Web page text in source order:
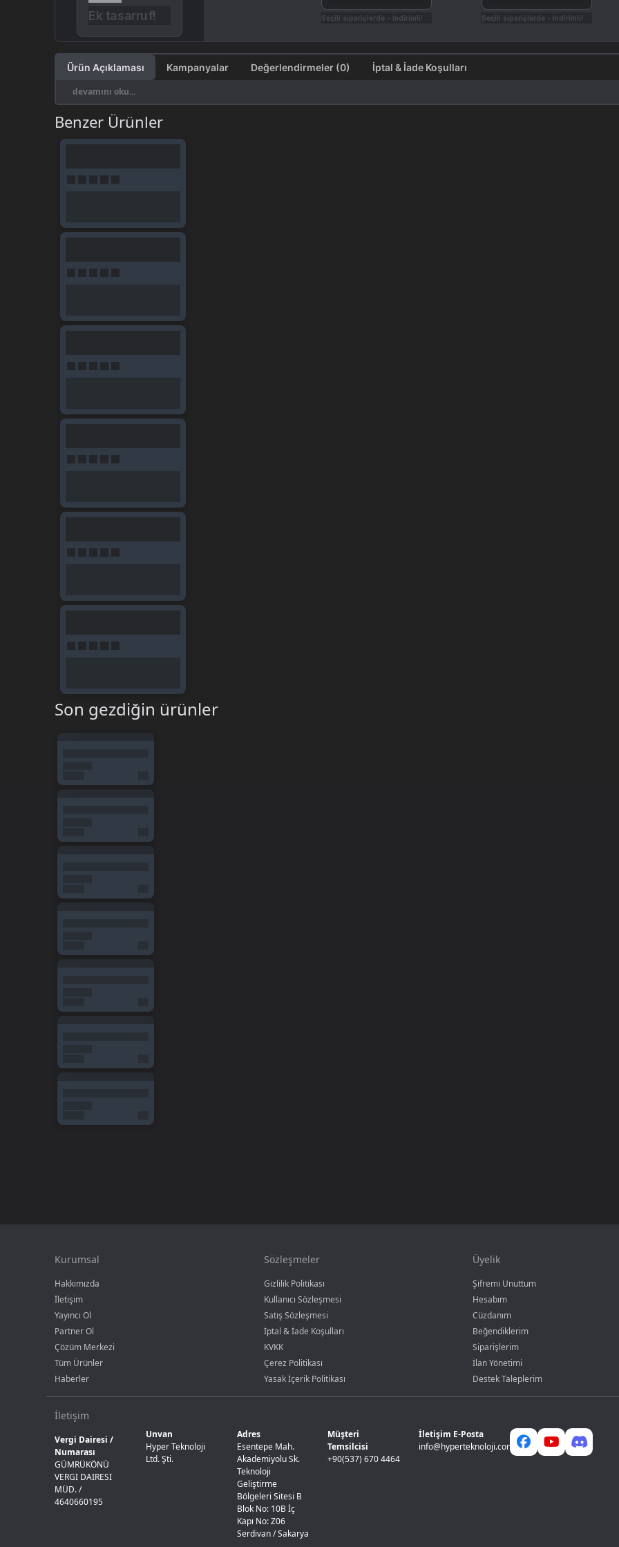
Ek tasarruf! Seçili siparişlerde - İndirimli! Seçili siparişlerde - İndirimli!
Ürün Açıklaması Kampanyalar Değerlendirmeler (0) İptal & İade Koşulları
devamını oku...
Benzer Ürünler
Son gezdiğin ürünler
Kurumsal
Hakkımızda
İletişim
Yayıncı Ol
Partner Ol
Çözüm Merkezi
Tüm Ürünler
Haberler
Sözleşmeler
Gizlilik Politikası
Kullanıcı Sözleşmesi
Satış Sözleşmesi
İptal & İade Koşulları
KVKK
Çerez Politikası
Yasak İçerik Politikası
Üyelik
Şifremi Unuttum
Hesabım
Cüzdanım
Beğendiklerim
Siparişlerim
İlan Yönetimi
Destek Taleplerim
İletişim
Vergi Dairesi /
Numarası
GÜMRÜKÖNÜ
VERGI DAIRESI
MÜD. /
4640660195
Unvan
Hyper Teknoloji
Ltd. Şti.
Adres
Esentepe Mah.
Akademiyolu Sk.
Teknoloji
Geliştirme
Bölgeleri Sitesi B
Blok No: 10B İç
Kapı No: Z06
Serdivan / Sakarya
Müşteri
Temsilcisi
+90(537) 670 4464
İletişim E-Posta
info@hyperteknoloji.com